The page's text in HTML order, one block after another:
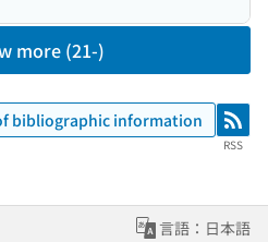
more (21-)
bibliographic information RSS
RSS
言語：日本語